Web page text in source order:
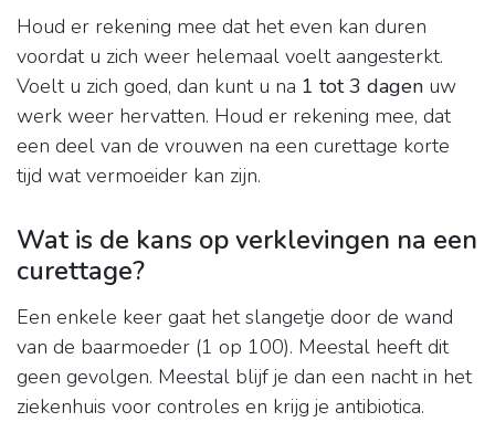
Houd er rekening mee dat het even kan duren
voordat u zich weer helemaal voelt aangesterkt.
Voelt u zich goed, dan kunt u na 1 tot 3 dagen uw
werk weer hervatten. Houd er rekening mee, dat
een deel van de vrouwen na een curettage korte
tijd wat vermoeider kan zijn.
Wat is de kans op verklevingen na een
curettage?
Een enkele keer gaat het slangetje door de wand
van de baarmoeder (1 op 100). Meestal heeft dit
geen gevolgen. Meestal blijf je dan een nacht in het
ziekenhuis voor controles en krijg je antibiotica.